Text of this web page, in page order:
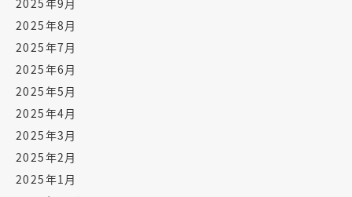
2025年9月
2025年8月
2025年7月
2025年6月
2025年5月
2025年4月
2025年3月
2025年2月
2025年1月